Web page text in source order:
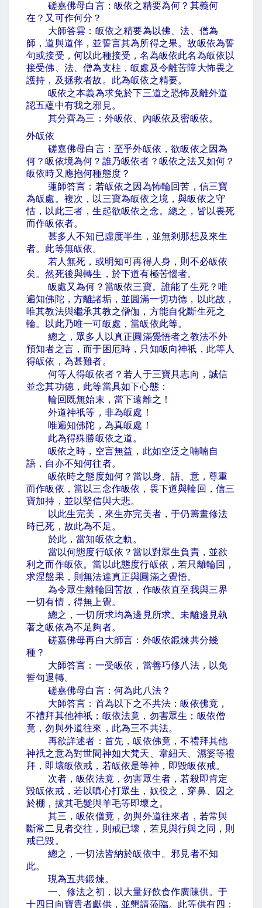
磋嘉佛母白言：皈依之精要為何？其義何
在？又可作何分？
大師答雲：皈依之精要為以佛、法、僧為
師，道與道伴，並誓言其為所得之果。故皈依為誓
句或接受，何以此種接受，名為皈依此名為皈依以
接受佛、法、僧為支柱，皈處及令離苦障大怖畏之
護持，及拯救者故。此為皈依之精要。
皈依之本義為求免於下三道之恐怖及離外道
認五蘊中有我之邪見。
其分齊為三：外皈依、內皈依及密皈依。
外皈依
磋嘉佛母白言：至乎外皈依，欲皈依之因為
何？皈依境為何？誰乃皈依者？皈依之法又如何？
皈依時又應抱何種態度？
蓮師答言：若皈依之因為怖輪回苦，信三寶
為皈處。複次，以三寶為皈依之境，與皈依之守
怙，以此三者，生起欲皈依之念。總之，皆以畏死
而作皈依者。
甚多人不知已虛度半生，並無剎那想及來生
者。此等無皈依。
若人無死，或明知可再得人身，則不必皈依
矣。然死後與轉生，於下道有極苦惱者。
皈處又為何？當皈依三寶。誰能了生死？唯
遍知佛陀，方離諸垢，並圓滿一切功德，以此故，
唯其教法與繼承其教之僧伽，方能自化斷生死之
輪。以此乃唯一可皈處，當皈依此等。
總之，眾多人以真正圓滿覺悟者之教法不外
預知者之言，而于困厄時，只知皈向神祇，此等人
得皈依，為甚難者。
何等人得皈依者？若人于三寶具志向，誠信
並念其功德，此等當具如下心態：
輪回既無始末，當下遠離之！
外道神祇等，非為皈處！
唯遍知佛陀，為真皈處！
此為得殊勝皈依之道。
皈依之時，空言無益，此如空泛之喃喃自
語，自亦不知何往者。
皈依時之態度如何？當以身、語、意，尊重
而作皈依，當以三念作皈依，畏下道與輪回，信三
寶加持，並以堅信與大悲。
以此生完美，來生亦完美者，于仍籌畫修法
時已死，故此為不足。
於此，當知皈依之軌。
當以何態度行皈依？當以對眾生負責，並欲
利之而作皈依。當以此態度行皈依，若只離輪回，
求涅盤果，則無法達真正與圓滿之覺悟。
為令眾生離輪回苦故，作皈依直至我與三界
一切有情，得無上覺。
總之，一切所求均為邊見所求。未離邊見執
著之皈依為不足夠者。
磋嘉佛母再白大師言：外皈依鍛煉共分幾
種？
大師答言：一受皈依，當善巧修八法，以免
誓句退轉。
磋嘉佛母白言：何為此八法？
大師答言：首為以下之不共法：皈依佛竟，
不禮拜其他神祇；皈依法竟，勿害眾生；皈依僧
竟，勿與外道往來，此為三不共法。
再欲詳述者：首先，皈依佛竟，不禮拜其他
神祇之意為對世間神如大梵天、韋紐天、濕婆等禮
拜，即壞皈依戒，若皈依是等神，即毀皈依戒。
次者，皈依法竟，勿害眾生者，若殺即肯定
毀皈依戒，若以嗔心打眾生，奴役之，穿鼻、囚之
於棚，拔其毛髮與羊毛等即壞之。
其三，皈依僧竟，勿與外道往來者，若常與
斷常二見者交往，則戒已壞，若見與行與之同，則
戒已毀。
總之，一切法皆納於皈依中。邪見者不知
此。
現為五共鍛煉。
一、修法之初，以大量好飲食作廣陳供。于
十四日向寶貴者獻供，並懇請蒞臨。此等供有四：